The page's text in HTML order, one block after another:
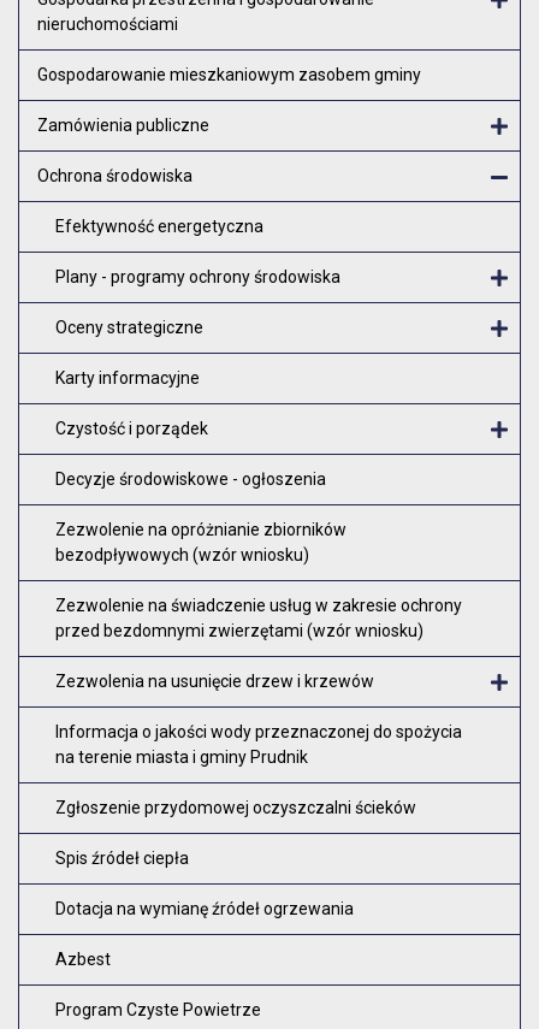
nieruchomościami
Gospodarowanie mieszkaniowym zasobem gminy
Zamówienia publiczne
Ochrona środowiska
Efektywność energetyczna
Plany - programy ochrony środowiska
Oceny strategiczne
Karty informacyjne
Czystość i porządek
Decyzje środowiskowe - ogłoszenia
Zezwolenie na opróżnianie zbiorników
bezodpływowych (wzór wniosku)
Zezwolenie na świadczenie usług w zakresie ochrony
przed bezdomnymi zwierzętami (wzór wniosku)
Zezwolenia na usunięcie drzew i krzewów
Informacja o jakości wody przeznaczonej do spożycia
na terenie miasta i gminy Prudnik
Zgłoszenie przydomowej oczyszczalni ścieków
Spis źródeł ciepła
Dotacja na wymianę źródeł ogrzewania
Azbest
Program Czyste Powietrze